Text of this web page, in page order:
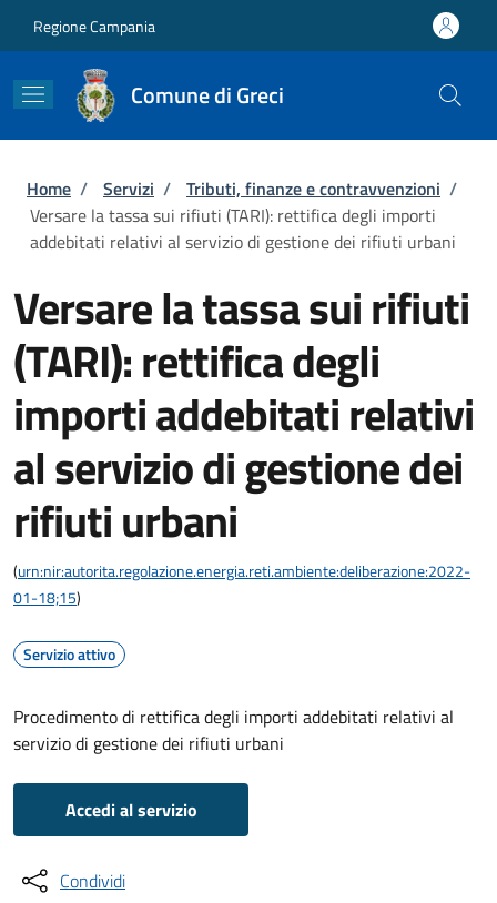
Regione Campania
Comune di Greci
Briciole di pane
Home / Servizi / Tributi, finanze e contravvenzioni /
Versare la tassa sui rifiuti (TARI): rettifica degli importi
addebitati relativi al servizio di gestione dei rifiuti urbani
Versare la tassa sui rifiuti
(TARI): rettifica degli
importi addebitati relativi
al servizio di gestione dei
rifiuti urbani
(urn:nir:autorita.regolazione.energia.reti.ambiente:deliberazione:2022-
01-18;15)
Servizio attivo
Procedimento di rettifica degli importi addebitati relativi al
servizio di gestione dei rifiuti urbani
Accedi al servizio
Condividi